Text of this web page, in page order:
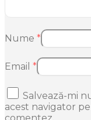
Nume *
Email *
Salvează-mi
acest navigator